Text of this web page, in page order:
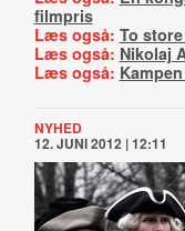
filmpris
Læs også: To
Læs også: Nikolaj
Læs også:
NYHED
12. JUNI 2012 | 12:11